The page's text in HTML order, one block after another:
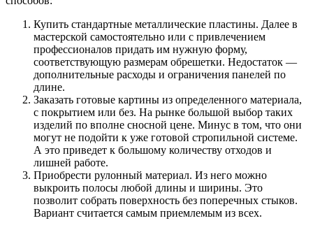
Купить стандартные металлические пластины. Далее в
мастерской самостоятельно или с привлечением
профессионалов придать им нужную форму,
соответствующую размерам обрешетки. Недостаток —
дополнительные расходы и ограничения панелей по
длине.
Заказать готовые картины из определенного материала,
с покрытием или без. На рынке большой выбор таких
изделий по вполне сносной цене. Минус в том, что они
могут не подойти к уже готовой стропильной системе.
А это приведет к большому количеству отходов и
лишней работе.
Приобрести рулонный материал. Из него можно
выкроить полосы любой длины и ширины. Это
позволит собрать поверхность без поперечных стыков.
Вариант считается самым приемлемым из всех.